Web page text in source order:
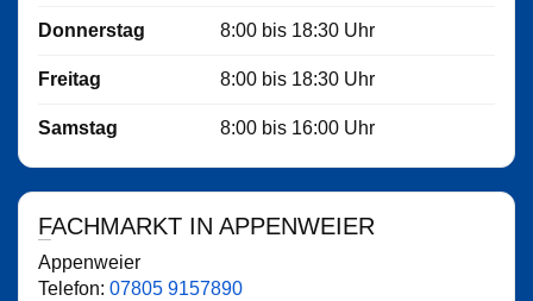
Donnerstag 8:00 bis 18:30 Uhr
Freitag 8:00 bis 18:30 Uhr
Samstag 8:00 bis 16:00 Uhr
FACHMARKT IN APPENWEIER
Appenweier
Telefon: 07805 9157890